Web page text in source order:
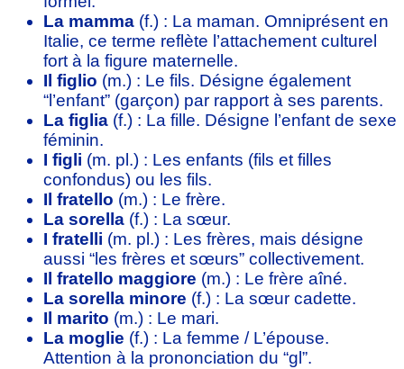
La mamma (f.) : La maman. Omniprésent en
Italie, ce terme reflète l’attachement culturel
fort à la figure maternelle.
Il figlio (m.) : Le fils. Désigne également
“l’enfant” (garçon) par rapport à ses parents.
La figlia (f.) : La fille. Désigne l’enfant de sexe
féminin.
I figli (m. pl.) : Les enfants (fils et filles
confondus) ou les fils.
Il fratello (m.) : Le frère.
La sorella (f.) : La sœur.
I fratelli (m. pl.) : Les frères, mais désigne
aussi “les frères et sœurs” collectivement.
Il fratello maggiore (m.) : Le frère aîné.
La sorella minore (f.) : La sœur cadette.
Il marito (m.) : Le mari.
La moglie (f.) : La femme / L’épouse.
Attention à la prononciation du “gl”.